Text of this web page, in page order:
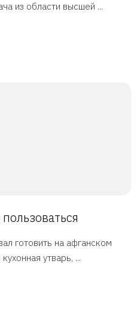
из области высшей ...
готовить на афганском
утварь, ...